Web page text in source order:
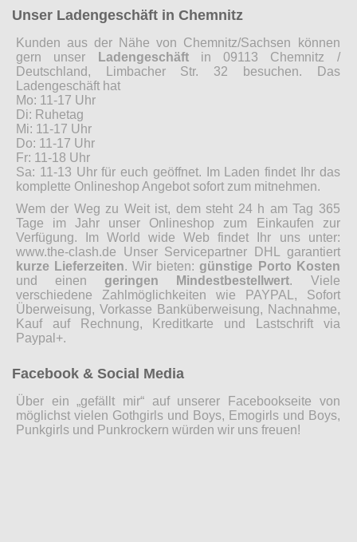
Unser Ladengeschäft in Chemnitz
Kunden aus der Nähe von Chemnitz/Sachsen können
gern unser
Ladengeschäftin 09113 Chemnitz /
Deutschland, Limbacher Str. 32 besuchen. Das
Ladengeschäft hat
Mo: 11-17 Uhr
Di: Ruhetag
Mi: 11-17 Uhr
Do: 11-17 Uhr
Fr: 11-18 Uhr
Sa: 11-13 Uhr für euch geöffnet. Im Laden findet Ihr das
komplette Onlineshop Angebot sofort zum mitnehmen.
Wem der Weg zu Weit ist, dem steht 24 h am Tag 365
Tage im Jahr unser Onlineshop zum Einkaufen zur
Verfügung. Im World wide Web findet Ihr uns unter:
www.the-clash.de Unser Servicepartner DHL garantiert
kurze Lieferzeiten. Wir bieten:günstige Porto Kosten
und einengeringen Mindestbestellwert. Viele
verschiedene Zahlmöglichkeiten wie PAYPAL, Sofort
Überweisung, Vorkasse Banküberweisung, Nachnahme,
Kauf auf Rechnung, Kreditkarte und Lastschrift via
Paypal+.
Facebook & Social Media
Über ein „gefällt mir“ auf unserer Facebookseite von
möglichst vielen Gothgirls und Boys, Emogirls und Boys,
Punkgirls und Punkrockern würden wir uns freuen!